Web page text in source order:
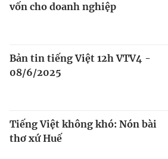
vốn cho doanh nghiệp
Bản tin tiếng Việt 12h VTV4 -
08/6/2025
Tiếng Việt không khó: Nón bài
thơ xứ Huế